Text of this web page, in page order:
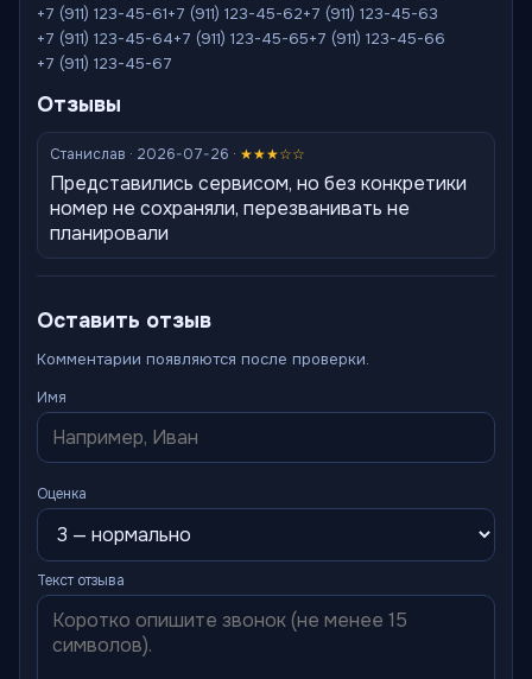
+7 (911) 123-45-61+7 (911) 123-45-62+7 (911) 123-45-63
+7 (911) 123-45-64+7 (911) 123-45-65+7 (911) 123-45-66
+7 (911) 123-45-67
Отзывы
Станислав · 2026-07-26 · ★★★☆☆
Представились сервисом, но без конкретики
номер не сохраняли, перезванивать не
планировали
Оставить отзыв
Комментарии появляются после проверки.
Имя
Оценка
Текст отзыва